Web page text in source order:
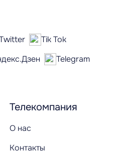
Телекомпания
О нас
Контакты
Tik Tok
Telegram